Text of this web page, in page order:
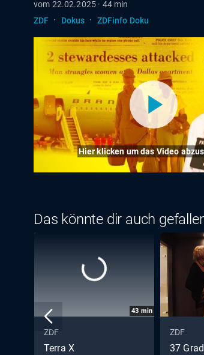
vom 22.02.2025 · 44 min
ZDF · Dokus · ZDFinfo Doku
Hier klicken um das Video
Das könnte dir auch
43 min
ZDF
Terra X
ZDF
37